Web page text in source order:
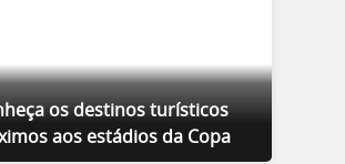
os destinos turísticos
aos estádios da Copa